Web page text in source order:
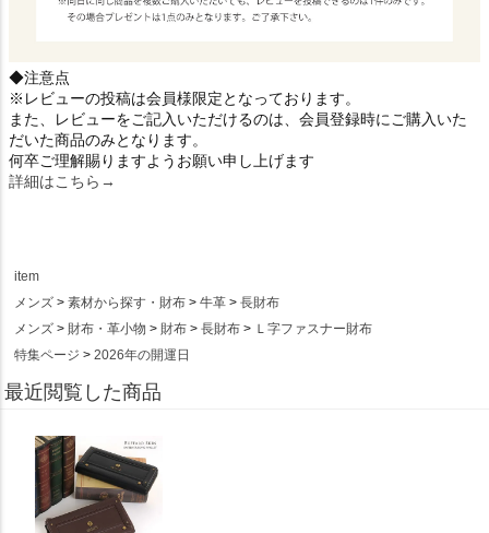
◆注意点
※レビューの投稿は会員様限定となっております。
また、レビューをご記入いただけるのは、会員登録時にご購入いた
だいた商品のみとなります。
何卒ご理解賜りますようお願い申し上げます
詳細はこちら→
item
メンズ
素材から探す・財布 牛革
長財布
メンズ
財布・革小物 財布 長財布
Ｌ字ファスナー財布
特集ページ
2026年の開運日
最近閲覧した商品